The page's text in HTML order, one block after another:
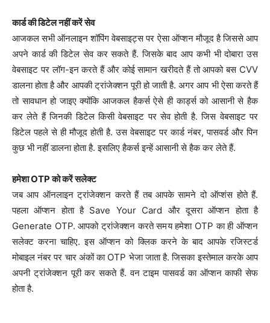
कार्ड की डिटेल नहीं करें सेव
आजकल सभी ऑनलाइन शॉपिंग वेबसाइट्स पर ऐसा ऑप्शन मौजूद है जिससे आप
अपने कार्ड की डिटेल सेव कर सकते हैं. जिसके बाद आप कभी भी दोबारा उस
वेबसाइट पर लॉग-इन करते हैं और कोई सामान खरीदते हैं तो आपको बस CVV
डालना होता है और आपकी ट्रांजेक्शन पूरी हो जाती है. अगर आप भी ऐसा करते हैं
तो सावधान हो जाइए क्योंकि आजकल हैकर्स ऐसे ही कार्ड्स को आसानी से हैक
कर लेते हैं जिनकी डिटेल किसी वेबसाइट पर सेव होती है. जिस वेबसाइट पर
डिटेल पहले से ही मौजूद होती है. उस वेबसाइट पर कार्ड नंबर, पासवर्ड और पिन
कुछ भी नहीं डालना होता है. इसलिए हैकर्स इन्हें आसानी से हैक कर लेते हैं.
हमेशा OTP को करें सलेक्ट
जब आप ऑनलाइन ट्रांजेक्शन करते हैं तब आपके सामने दो ऑप्शंस होते हैं.
पहला ऑप्शन होता है Save Your Card और दूसरा ऑप्शन होता है
Generate OTP. आपको ट्रांजेक्शन करते समय हमेशा OTP का ही ऑप्शन
सलेक्ट करना चाहिए. इस ऑप्शन को क्लिक करने के बाद आपके रजिस्टर्ड
मोबाइल नंबर पर चार अंकों का OTP भेजा जाता है. जिसका इस्तेमाल करके आप
अपनी ट्रांजेक्शन पूरी कर सकते हैं. वन टाइम पासवर्ड का ऑप्शन काफी सेफ
होता है.